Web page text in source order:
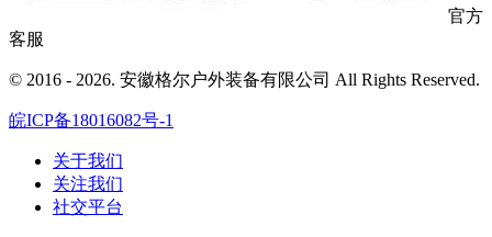
官方
客服
© 2016 - 2026. 安徽格尔户外装备有限公司 All Rights Reserved.
皖ICP备18016082号-1
关于我们
关注我们
社交平台